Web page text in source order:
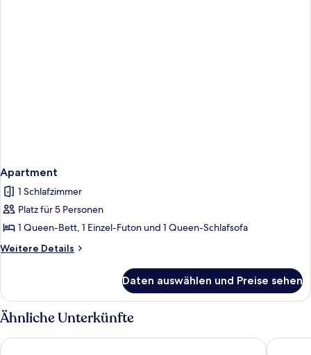
Apartment
1 Schlafzimmer
Platz für 5 Personen
1 Queen-Bett, 1 Einzel-Futon und 1 Queen-Schlafsofa
Weitere Details
Weitere
Daten auswählen und Preise sehen
Ähnliche Unterkünfte
Hotel Belle Epoque Beach AQUA